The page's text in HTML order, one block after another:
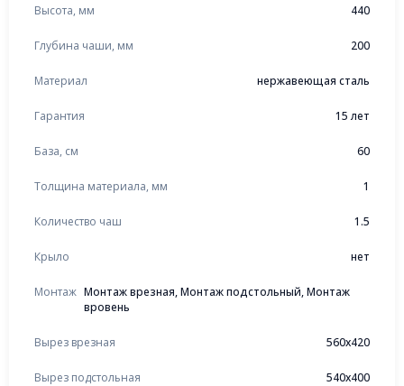
Высота, мм 440
Глубина чаши, мм 200
Материал нержавеющая сталь
Гарантия 15 лет
База, см 60
Толщина материала, мм 1
Количество чаш 1.5
Крыло нет
Монтаж Монтаж врезная, Монтаж подстольный, Монтаж
вровень
Вырез врезная 560x420
Вырез подстольная 540x400